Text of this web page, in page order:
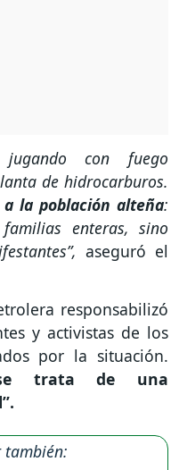
jugando con fuego
de hidrocarburos.
la población alteña:
enteras, sino
aseguró el
responsabilizó
y activistas de los
por la situación.
trata de una
también: